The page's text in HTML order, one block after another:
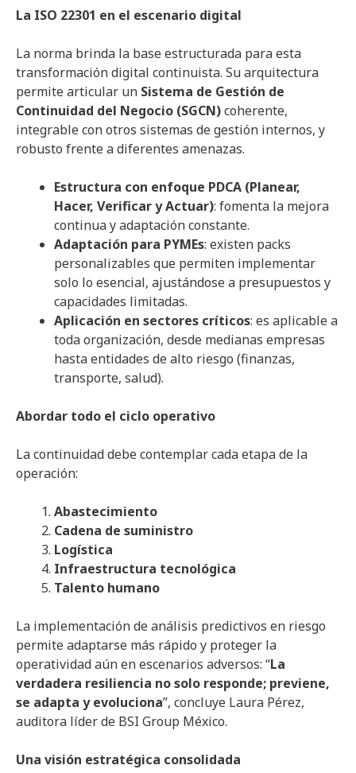
La ISO 22301 en el escenario digital
La norma brinda la base estructurada para esta
transformación digital continuista. Su arquitectura
permite articular un Sistema de Gestión de
Continuidad del Negocio (SGCN)coherente,
integrable con otros sistemas de gestión internos, y
robusto frente a diferentes amenazas.
Estructura con enfoque PDCA (Planear,
Hacer, Verificar y Actuar): fomenta la mejora
continua y adaptación constante.
Adaptación para PYMEs: existen packs
personalizables que permiten implementar
solo lo esencial, ajustándose a presupuestos y
capacidades limitadas.
Aplicación en sectores críticos: es aplicable a
toda organización, desde medianas empresas
hasta entidades de alto riesgo (finanzas,
transporte, salud).
Abordar todo el ciclo operativo
La continuidad debe contemplar cada etapa de la
operación:
Abastecimiento
Cadena de suministro
Logística
Infraestructura tecnológica
Talento humano
La implementación de análisis predictivos en riesgo
permite adaptarse más rápido y proteger la
operatividad aún en escenarios adversos: “La
verdadera resiliencia no solo responde; previene,
se adapta y evoluciona”, concluye Laura Pérez,
auditora líder de BSI Group México.
Una visión estratégica consolidada